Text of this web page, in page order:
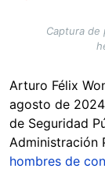
Captura de
Arturo Félix
agosto de
de Seguridad
Administración
hombres de